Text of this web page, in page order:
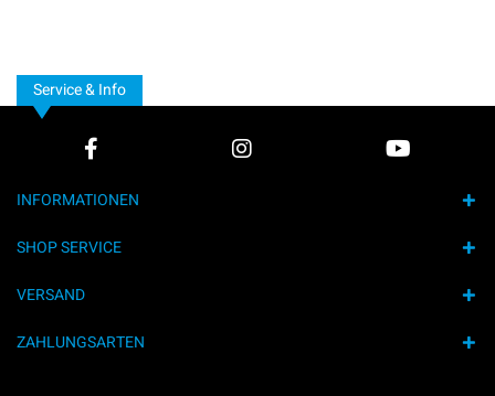
Service & Info
INFORMATIONEN
SHOP SERVICE
VERSAND
ZAHLUNGSARTEN